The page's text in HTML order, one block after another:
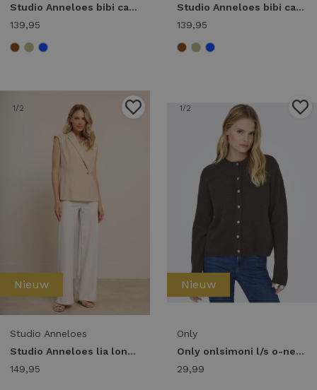
Studio Anneloes bibi cardigan 91545 Vest 1400 kit
139,95
Studio Anneloes bibi cardigan 91545 Vest 6900 dark blue
139,95
1/2
Nieuw
Studio Anneloes
Studio Anneloes lia long gilet 14022 Gilets 8400 camel
149,95
1/2
Nieuw
Only
Only onlsimoni l/s o-neck cardigan knt noos Vest coffee bean melange
29,99